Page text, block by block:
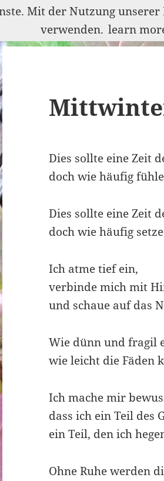
Dies sollte eine Zeit
doch wie häufig
Dies sollte eine Zeit
doch wie häufig
Ich atme tief ein,
verbinde mich mit
und schaue auf das
Wie dünn und fragil
wie leicht die Fäden
Ich mache mir
dass ich ein Teil des
ein Teil, den ich
Ohne Ruhe werden
Mit der Nutzung
verwenden. learn